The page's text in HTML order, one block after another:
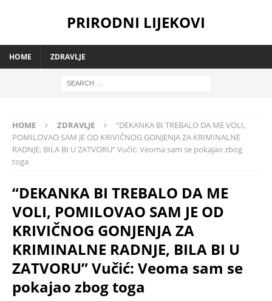
PRIRODNI LIJEKOVI
HOME ZDRAVLJE
HOME ZDRAVLJE
“DEKANKA BI TREBALO DA ME VOLI,
POMILOVAO SAM JE OD KRIVIČNOG GONJENJA ZA KRIMINALNE
RADNJE, BILA BI U ZATVORU” Vučić: Veoma sam se pokajao zbog
toga
“DEKANKA BI TREBALO DA ME
VOLI, POMILOVAO SAM JE OD
KRIVIČNOG GONJENJA ZA
KRIMINALNE RADNJE, BILA BI U
ZATVORU” Vučić: Veoma sam se
pokajao zbog toga